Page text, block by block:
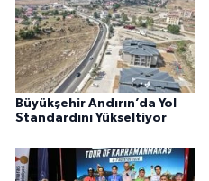
Büyükşehir Andırın’da Yol
Standardını Yükseltiyor